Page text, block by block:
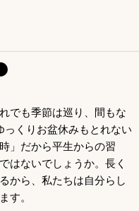
でも季節は巡り、間もな
っくりお盆休みもとれない
」だから平生からの習
はないでしょうか。長く
から、私たちは自分らし
す。